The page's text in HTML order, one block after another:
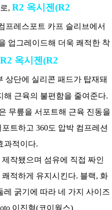
, R2 옥시젠(R2
프레스포트 카프 슬리브에서
업그레이드해 더욱 쾌적한 착
R2 옥시젠(R2
상단에 실리콘 패드가 탑재돼
해 근육의 불편함을 줄여준다.
무릎을 서포트해 근육 진동을
트하고 360도 압박 컴프레션
과적이다.
작됐으며 섬유에 직접 짜인
적하게 유지시킨다. 블랙, 화
레 굵기에 따라 네 가지 사이즈
이진혁(코이웍스)